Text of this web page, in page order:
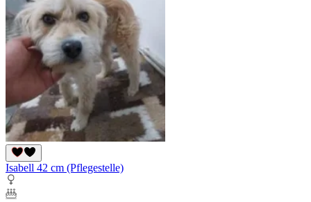
Isabell 42 cm (Pflegestelle)